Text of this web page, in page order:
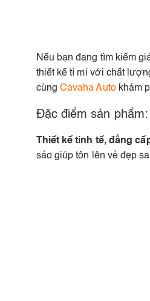
Nếu bạn đang tìm kiếm
thiết kế tỉ mỉ với chất
cùngCavaha Autokhám
Đặc điểm sản phẩm:
Thiết kế tinh tế, đẳng
sảo giúp tôn lên vẻ đẹp